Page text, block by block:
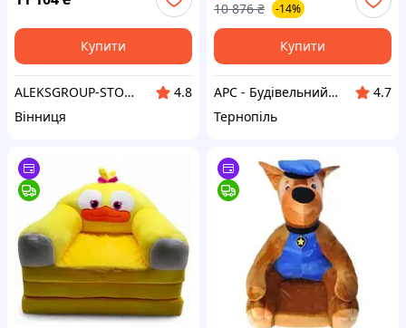
Купити
ALEKSGROUP-STORE
4.8
Вінниця
10 876 ₴ -14%
Купити
АРС - Будівельний інтернет-гіпермаркет
4.7
Тернопіль